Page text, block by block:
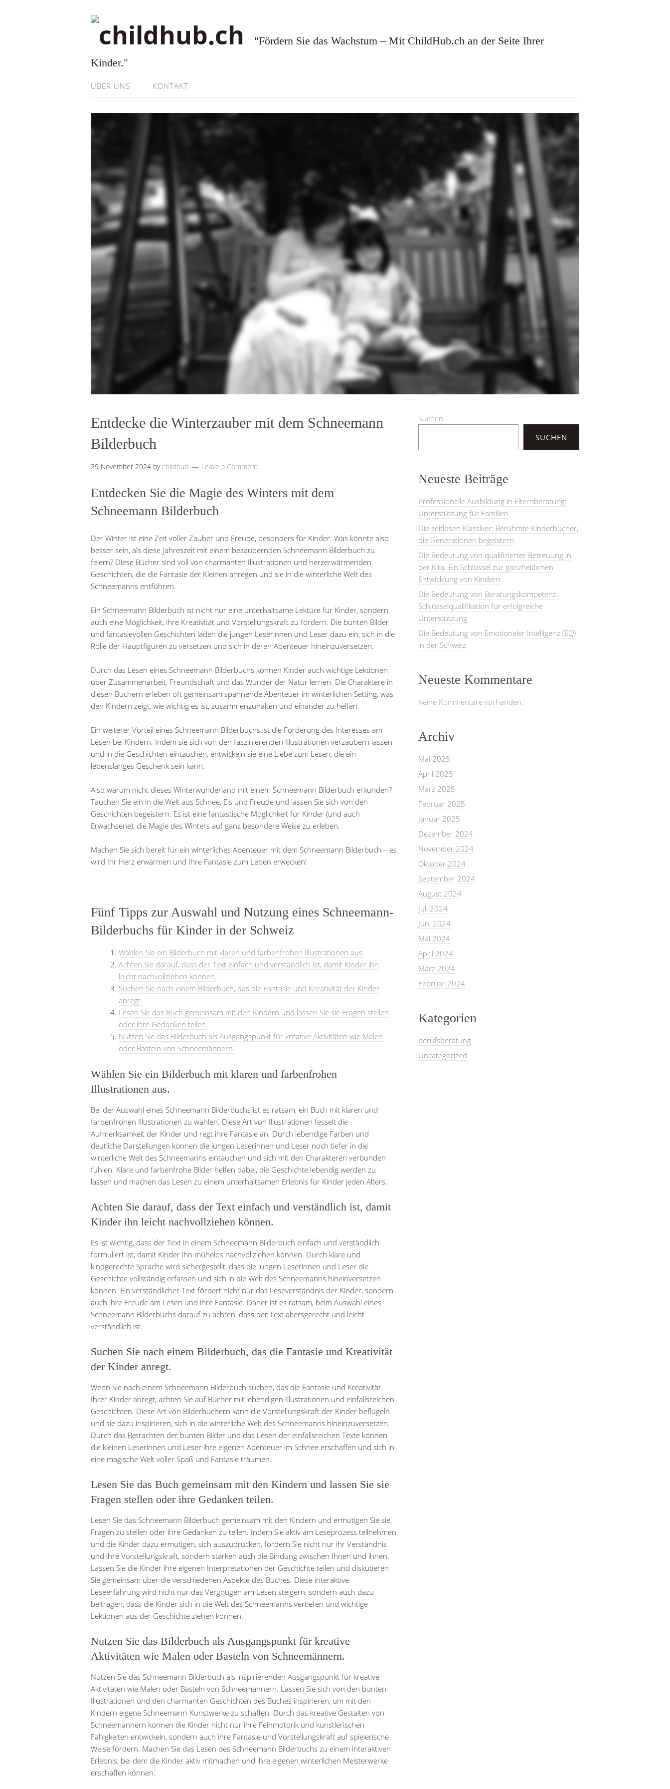
"Fördern Sie das Wachstum – Mit ChildHub.ch an der Seite Ihrer
Kinder."
ÜBER UNS KONTAKT
Entdecke die Winterzauber mit dem Schneemann
Bilderbuch
29 November 2024 by childhub Leave a Comment
Entdecken Sie die Magie des Winters mit dem
Schneemann Bilderbuch
Der Winter ist eine Zeit voller Zauber und Freude, besonders für Kinder. Was könnte also
besser sein, als diese Jahreszeit mit einem bezaubernden Schneemann Bilderbuch zu
feiern? Diese Bücher sind voll von charmanten Illustrationen und herzerwärmenden
Geschichten, die die Fantasie der Kleinen anregen und sie in die winterliche Welt des
Schneemanns entführen.
Ein Schneemann Bilderbuch ist nicht nur eine unterhaltsame Lektüre für Kinder, sondern
auch eine Möglichkeit, ihre Kreativität und Vorstellungskraft zu fördern. Die bunten Bilder
und fantasievollen Geschichten laden die jungen Leserinnen und Leser dazu ein, sich in die
Rolle der Hauptfiguren zu versetzen und sich in deren Abenteuer hineinzuversetzen.
Durch das Lesen eines Schneemann Bilderbuchs können Kinder auch wichtige Lektionen
über Zusammenarbeit, Freundschaft und das Wunder der Natur lernen. Die Charaktere in
diesen Büchern erleben oft gemeinsam spannende Abenteuer im winterlichen Setting, was
den Kindern zeigt, wie wichtig es ist, zusammenzuhalten und einander zu helfen.
Ein weiterer Vorteil eines Schneemann Bilderbuchs ist die Förderung des Interesses am
Lesen bei Kindern. Indem sie sich von den faszinierenden Illustrationen verzaubern lassen
und in die Geschichten eintauchen, entwickeln sie eine Liebe zum Lesen, die ein
lebenslanges Geschenk sein kann.
Also warum nicht dieses Winterwunderland mit einem Schneemann Bilderbuch erkunden?
Tauchen Sie ein in die Welt aus Schnee, Eis und Freude und lassen Sie sich von den
Geschichten begeistern. Es ist eine fantastische Möglichkeit für Kinder (und auch
Erwachsene), die Magie des Winters auf ganz besondere Weise zu erleben.
Machen Sie sich bereit für ein winterliches Abenteuer mit dem Schneemann Bilderbuch – es
wird Ihr Herz erwärmen und Ihre Fantasie zum Leben erwecken!
Fünf Tipps zur Auswahl und Nutzung eines Schneemann-
Bilderbuchs für Kinder in der Schweiz
Wählen Sie ein Bilderbuch mit klaren und farbenfrohen Illustrationen aus.
Achten Sie darauf, dass der Text einfach und verständlich ist, damit Kinder ihn
leicht nachvollziehen können.
Suchen Sie nach einem Bilderbuch, das die Fantasie und Kreativität der Kinder
anregt.
Lesen Sie das Buch gemeinsam mit den Kindern und lassen Sie sie Fragen stellen
oder ihre Gedanken teilen.
Nutzen Sie das Bilderbuch als Ausgangspunkt für kreative Aktivitäten wie Malen
oder Basteln von Schneemännern.
Wählen Sie ein Bilderbuch mit klaren und farbenfrohen
Illustrationen aus.
Bei der Auswahl eines Schneemann Bilderbuchs ist es ratsam, ein Buch mit klaren und
farbenfrohen Illustrationen zu wählen. Diese Art von Illustrationen fesselt die
Aufmerksamkeit der Kinder und regt ihre Fantasie an. Durch lebendige Farben und
deutliche Darstellungen können die jungen Leserinnen und Leser noch tiefer in die
winterliche Welt des Schneemanns eintauchen und sich mit den Charakteren verbunden
fühlen. Klare und farbenfrohe Bilder helfen dabei, die Geschichte lebendig werden zu
lassen und machen das Lesen zu einem unterhaltsamen Erlebnis für Kinder jeden Alters.
Achten Sie darauf, dass der Text einfach und verständlich ist, damit
Kinder ihn leicht nachvollziehen können.
Es ist wichtig, dass der Text in einem Schneemann Bilderbuch einfach und verständlich
formuliert ist, damit Kinder ihn mühelos nachvollziehen können. Durch klare und
kindgerechte Sprache wird sichergestellt, dass die jungen Leserinnen und Leser die
Geschichte vollständig erfassen und sich in die Welt des Schneemanns hineinversetzen
können. Ein verständlicher Text fördert nicht nur das Leseverständnis der Kinder, sondern
auch ihre Freude am Lesen und ihre Fantasie. Daher ist es ratsam, beim Auswahl eines
Schneemann Bilderbuchs darauf zu achten, dass der Text altersgerecht und leicht
verständlich ist.
Suchen Sie nach einem Bilderbuch, das die Fantasie und Kreativität
der Kinder anregt.
Wenn Sie nach einem Schneemann Bilderbuch suchen, das die Fantasie und Kreativität
Ihrer Kinder anregt, achten Sie auf Bücher mit lebendigen Illustrationen und einfallsreichen
Geschichten. Diese Art von Bilderbüchern kann die Vorstellungskraft der Kinder beflügeln
und sie dazu inspirieren, sich in die winterliche Welt des Schneemanns hineinzuversetzen.
Durch das Betrachten der bunten Bilder und das Lesen der einfallsreichen Texte können
die kleinen Leserinnen und Leser ihre eigenen Abenteuer im Schnee erschaffen und sich in
eine magische Welt voller Spaß und Fantasie träumen.
Lesen Sie das Buch gemeinsam mit den Kindern und lassen Sie sie
Fragen stellen oder ihre Gedanken teilen.
Lesen Sie das Schneemann Bilderbuch gemeinsam mit den Kindern und ermutigen Sie sie,
Fragen zu stellen oder ihre Gedanken zu teilen. Indem Sie aktiv am Leseprozess teilnehmen
und die Kinder dazu ermutigen, sich auszudrücken, fördern Sie nicht nur ihr Verständnis
und ihre Vorstellungskraft, sondern stärken auch die Bindung zwischen Ihnen und ihnen.
Lassen Sie die Kinder ihre eigenen Interpretationen der Geschichte teilen und diskutieren
Sie gemeinsam über die verschiedenen Aspekte des Buches. Diese interaktive
Leseerfahrung wird nicht nur das Vergnügen am Lesen steigern, sondern auch dazu
beitragen, dass die Kinder sich in die Welt des Schneemanns vertiefen und wichtige
Lektionen aus der Geschichte ziehen können.
Nutzen Sie das Bilderbuch als Ausgangspunkt für kreative
Aktivitäten wie Malen oder Basteln von Schneemännern.
Nutzen Sie das Schneemann Bilderbuch als inspirierenden Ausgangspunkt für kreative
Aktivitäten wie Malen oder Basteln von Schneemännern. Lassen Sie sich von den bunten
Illustrationen und den charmanten Geschichten des Buches inspirieren, um mit den
Kindern eigene Schneemann-Kunstwerke zu schaffen. Durch das kreative Gestalten von
Schneemännern können die Kinder nicht nur ihre Feinmotorik und künstlerischen
Fähigkeiten entwickeln, sondern auch ihre Fantasie und Vorstellungskraft auf spielerische
Weise fördern. Machen Sie das Lesen des Schneemann Bilderbuchs zu einem interaktiven
Erlebnis, bei dem die Kinder aktiv mitmachen und ihre eigenen winterlichen Meisterwerke
erschaffen können.
Suchen
SUCHEN
Neueste Beiträge
Professionelle Ausbildung in Elternberatung:
Unterstützung für Familien
Die zeitlosen Klassiker: Berühmte Kinderbücher,
die Generationen begeistern
Die Bedeutung von qualifizierter Betreuung in
der Kita: Ein Schlüssel zur ganzheitlichen
Entwicklung von Kindern
Die Bedeutung von Beratungskompetenz:
Schlüsselqualifikation für erfolgreiche
Unterstützung
Die Bedeutung von Emotionaler Intelligenz (EQ)
in der Schweiz
Neueste Kommentare
Keine Kommentare vorhanden.
Archiv
Mai 2025
April 2025
März 2025
Februar 2025
Januar 2025
Dezember 2024
November 2024
Oktober 2024
September 2024
August 2024
Juli 2024
Juni 2024
Mai 2024
April 2024
März 2024
Februar 2024
Kategorien
berufsberatung
Uncategorized